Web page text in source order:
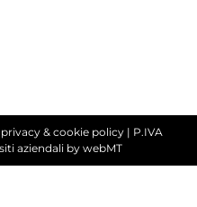
& cookie policy| P.IVA
aziendaliby webMT